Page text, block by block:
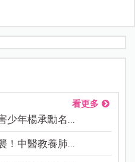
看更多
少年楊承勳名...
！中醫教養肺...